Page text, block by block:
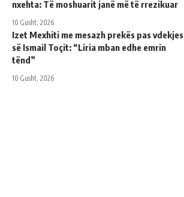
nxehta: Të moshuarit janë më të rrezikuar
10 Gusht, 2026
Izet Mexhiti me mesazh prekës pas vdekjes
së Ismail Toçit: “Liria mban edhe emrin
tënd”
10 Gusht, 2026